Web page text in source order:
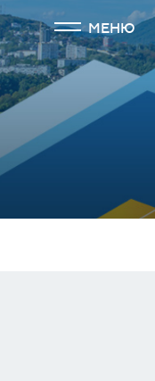
МЕНЮ